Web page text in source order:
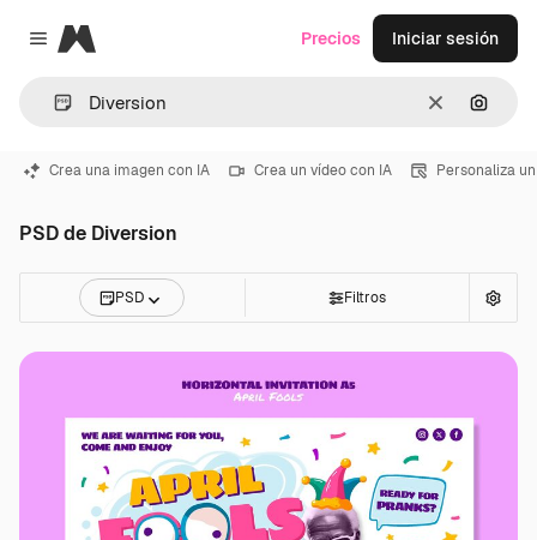
Close menu
Magnific
Borrar
Precios Iniciar sesión
Crea una imagen con IA Crea un vídeo con IA Personaliza
PSD de Diversion
PSD Filtros